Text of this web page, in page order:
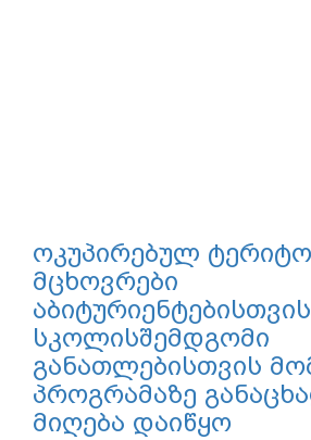
ოკუპირებულ
მცხოვრები
აბიტურიენტებისთვის
სკოლისშემდგომი
განათლებისთვის
პროგრამაზე
მიღება დაიწყო